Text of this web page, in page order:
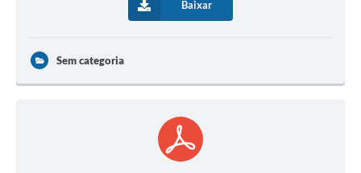
Baixar
Sem categoria